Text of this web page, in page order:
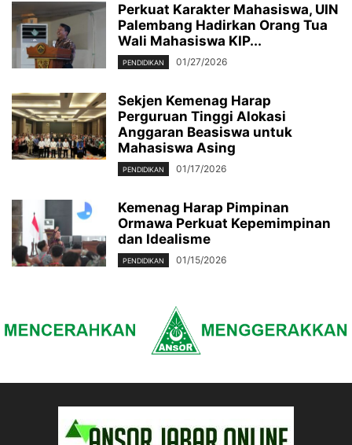
Perkuat Karakter Mahasiswa, UIN
Palembang Hadirkan Orang Tua
Wali Mahasiswa KIP...
PENDIDIKAN 01/27/2026
Sekjen Kemenag Harap
Perguruan Tinggi Alokasi
Anggaran Beasiswa untuk
Mahasiswa Asing
PENDIDIKAN 01/17/2026
Kemenag Harap Pimpinan
Ormawa Perkuat Kepemimpinan
dan Idealisme
PENDIDIKAN 01/15/2026